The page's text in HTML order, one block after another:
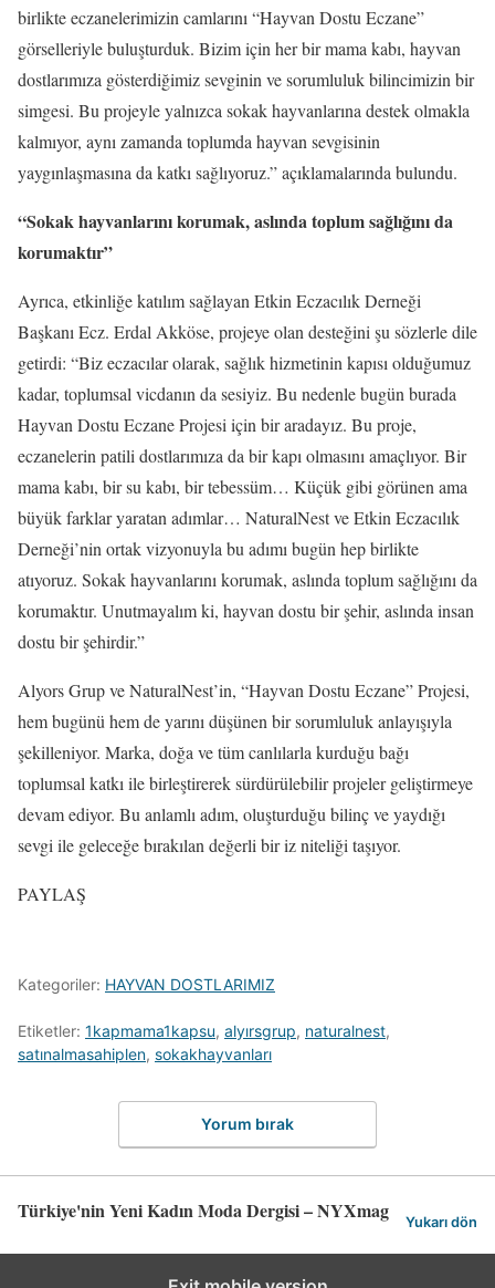
birlikte eczanelerimizin camlarını “Hayvan Dostu Eczane”
görselleriyle buluşturduk. Bizim için her bir mama kabı, hayvan
dostlarımıza gösterdiğimiz sevginin ve sorumluluk bilincimizin bir
simgesi. Bu projeyle yalnızca sokak hayvanlarına destek olmakla
kalmıyor, aynı zamanda toplumda hayvan sevgisinin
yaygınlaşmasına da katkı sağlıyoruz.” açıklamalarında bulundu.
“Sokak hayvanlarını korumak, aslında toplum sağlığını da
korumaktır”
Ayrıca, etkinliğe katılım sağlayan Etkin Eczacılık Derneği
Başkanı Ecz. Erdal Akköse, projeye olan desteğini şu sözlerle dile
getirdi: “Biz eczacılar olarak, sağlık hizmetinin kapısı olduğumuz
kadar, toplumsal vicdanın da sesiyiz. Bu nedenle bugün burada
Hayvan Dostu Eczane Projesi için bir aradayız. Bu proje,
eczanelerin patili dostlarımıza da bir kapı olmasını amaçlıyor. Bir
mama kabı, bir su kabı, bir tebessüm… Küçük gibi görünen ama
büyük farklar yaratan adımlar… NaturalNest ve Etkin Eczacılık
Derneği’nin ortak vizyonuyla bu adımı bugün hep birlikte
atıyoruz. Sokak hayvanlarını korumak, aslında toplum sağlığını da
korumaktır. Unutmayalım ki, hayvan dostu bir şehir, aslında insan
dostu bir şehirdir.”
Alyors Grup ve NaturalNest’in, “Hayvan Dostu Eczane” Projesi,
hem bugünü hem de yarını düşünen bir sorumluluk anlayışıyla
şekilleniyor. Marka, doğa ve tüm canlılarla kurduğu bağı
toplumsal katkı ile birleştirerek sürdürülebilir projeler geliştirmeye
devam ediyor. Bu anlamlı adım, oluşturduğu bilinç ve yaydığı
sevgi ile geleceğe bırakılan değerli bir iz niteliği taşıyor.
PAYLAŞ
Kategoriler: HAYVAN DOSTLARIMIZ
Etiketler: 1kapmama1kapsu, alyırsgrup, naturalnest,
satınalmasahiplen, sokakhayvanları
Yorum bırak
Türkiye'nin Yeni Kadın Moda Dergisi – NYXmag Yukarı dön